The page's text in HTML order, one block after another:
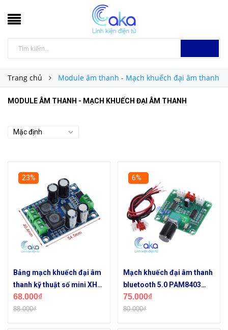
Trang chủ Module âm thanh - Mạch khuếch đại âm thanh
MODULE ÂM THANH - MẠCH KHUẾCH ĐẠI ÂM THANH
23%
Bảng mạch khuếch đại âm
thanh kỹ thuật số mini XH-
M311 60W TPA3118
68.000₫
88.000₫
6%
Mạch khuếch đại âm thanh
bluetooth 5.0 PAM8403
2x5W XH-A158
75.000₫
80.000₫